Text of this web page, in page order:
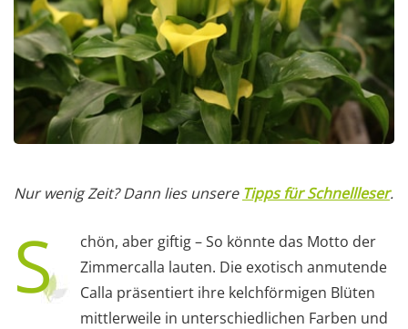
Nur wenig Zeit? Dann lies unsere Tipps für Schnellleser.
S
chön, aber giftig – So könnte das Motto der
Zimmercalla lauten. Die exotisch anmutende
Calla präsentiert ihre kelchförmigen Blüten
mittlerweile in unterschiedlichen Farben und